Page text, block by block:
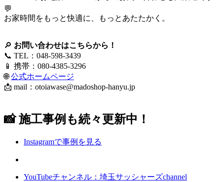
💬
お家時間をもっと快適に、もっとあたたかく。
🔎 お問い合わせはこちらから！
📞 TEL：048-598-3439
📱 携帯：080-4385-3296
🌐 公式ホームページ
📩 mail： otoiawase@madoshop-hanyu.jp
📸 施工事例も続々更新中！
Instagramで事例を見る
YouTubeチャンネル：埼玉サッシャーズchannel